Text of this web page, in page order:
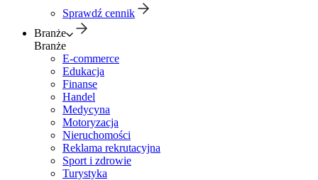
Sprawdź cennik
Branże
Branże
E-commerce
Edukacja
Finanse
Handel
Medycyna
Motoryzacja
Nieruchomości
Reklama rekrutacyjna
Sport i zdrowie
Turystyka